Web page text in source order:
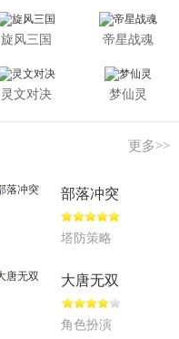
旋风三国 帝星战魂
灵文对决 梦仙灵
更多>>
部落冲突
塔防策略
大唐无双
角色扮演